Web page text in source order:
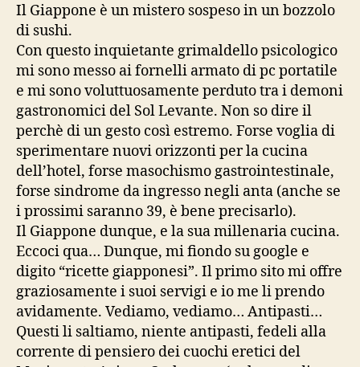
Il Giappone è un mistero sospeso in un bozzolo
di sushi.
Con questo inquietante grimaldello psicologico
mi sono messo ai fornelli armato di pc portatile
e mi sono voluttuosamente perduto tra i demoni
gastronomici del Sol Levante. Non so dire il
perchè di un gesto così estremo. Forse voglia di
sperimentare nuovi orizzonti per la cucina
dell’hotel, forse masochismo gastrointestinale,
forse sindrome da ingresso negli anta (anche se
i prossimi saranno 39, è bene precisarlo).
Il Giappone dunque, e la sua millenaria cucina.
Eccoci qua… Dunque, mi fiondo su google e
digito “ricette giapponesi”. Il primo sito mi offre
graziosamente i suoi servigi e io me li prendo
avidamente. Vediamo, vediamo… Antipasti…
Questi li saltiamo, niente antipasti, fedeli alla
corrente di pensiero dei cuochi eretici del